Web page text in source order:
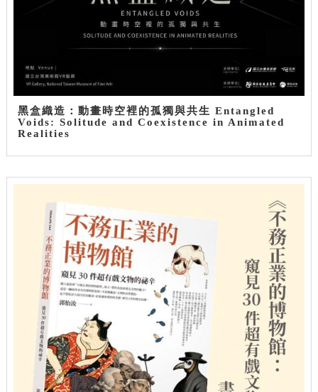
黑盒織造：動畫時空裡的孤獨與共生 Entangled
Voids: Solitude and Coexistence in Animated
Realities